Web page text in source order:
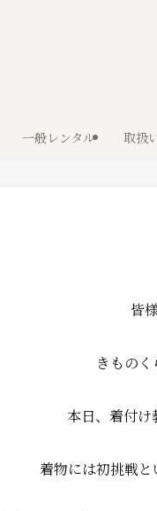
一般レンタル 取扱
皆
きものく
本日、着付け
着物には初挑戦と